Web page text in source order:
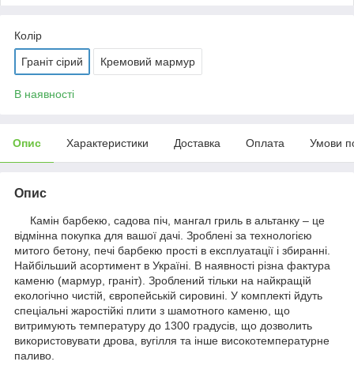
Колір
Граніт сірий Кремовий мармур
В наявності
Опис Характеристики Доставка Оплата Умови
Опис
Камін барбекю, садова піч, мангал гриль в альтанку – це
відмінна покупка для вашої дачі. Зроблені за технологією
митого бетону, печі барбекю прості в експлуатації і збиранні.
Найбільший асортимент в Україні. В наявності різна фактура
каменю (мармур, граніт). Зроблений тільки на найкращій
екологічно чистій, європейській сировині. У комплекті йдуть
спеціальні жаростійкі плити з шамотного каменю, що
витримують температуру до 1300 градусів, що дозволить
використовувати дрова, вугілля та інше високотемпературне
паливо.